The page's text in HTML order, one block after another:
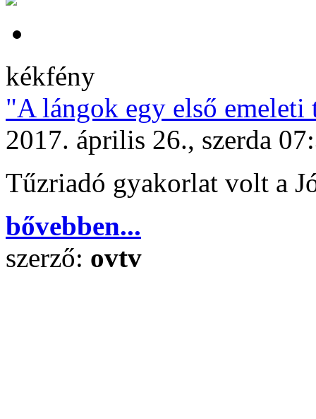
kékfény
"A lángok egy első emeleti
2017. április 26., szerda
Tűzriadó gyakorlat volt a
bővebben...
szerző: ovtv